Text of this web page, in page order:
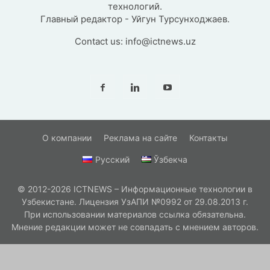
технологий.
Главный редактор - Уйгун Турсунходжаев.
Contact us: info@ictnews.uz
О компании Реклама на сайте Контакты
Русский Ўзбекча
© 2012-2026 ICTNEWS – Информационные технологии в
Узбекистане. Лицензия УзАПИ №0992 от 29.08.2013 г.
При использовании материалов ссылка обязательна.
Мнение редакции может не совпадать с мнением авторов.